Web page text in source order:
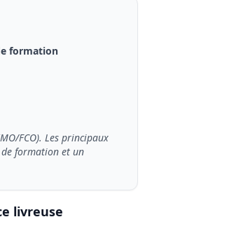
formation
FCO). Les principaux
formation et un
livreuse